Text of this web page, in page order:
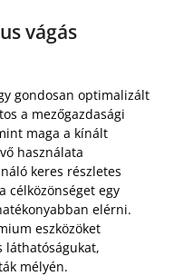
vágás
gondosan optimalizált
a mezőgazdasági
maga a kínált
használata
keres részletes
célközönséget egy
elérni.
eszközöket
láthatóságukat,
mélyén.